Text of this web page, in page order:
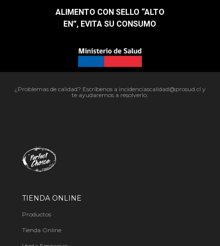
ALIMENTO CON SELLO “ALTO
EN”, EVITA SU CONSUMO​
¿Problemas de calidad? Escríbenos a incidenciascalidad@prosud.cl y
te ayudaremos a resolverlo.
TIENDA ONLINE
Productos
Tienda Online